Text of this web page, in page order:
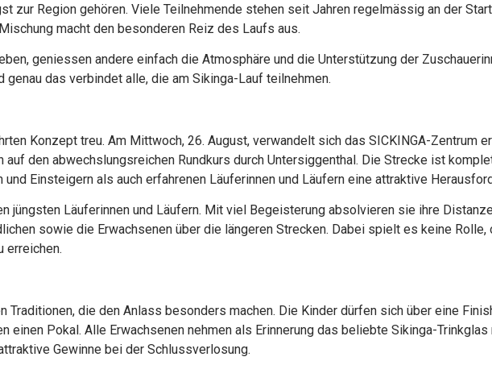
zur Region gehören. Viele Teilnehmende stehen seit Jahren regelmässig an der
macht den besonderen Reiz des Laufs aus.
geniessen andere einfach die Atmosphäre und die Unterstützung der
das verbindet alle, die am Sikinga-Lauf teilnehmen.
Konzept treu. Am Mittwoch, 26. August, verwandelt sich das SICKINGA-Zentrum
auf den abwechslungsreichen Rundkurs durch Untersiggenthal. Die Strecke ist
Einsteigern als auch erfahrenen Läuferinnen und Läufern eine attraktive
jüngsten Läuferinnen und Läufern. Mit viel Begeisterung absolvieren sie ihre
sowie die Erwachsenen über die längeren Strecken. Dabei spielt es keine Rolle,
erreichen.
Traditionen, die den Anlass besonders machen. Die Kinder dürfen sich über eine
einen Pokal. Alle Erwachsenen nehmen als Erinnerung das beliebte Sikinga-
Gewinne bei der Schlussverlosung.